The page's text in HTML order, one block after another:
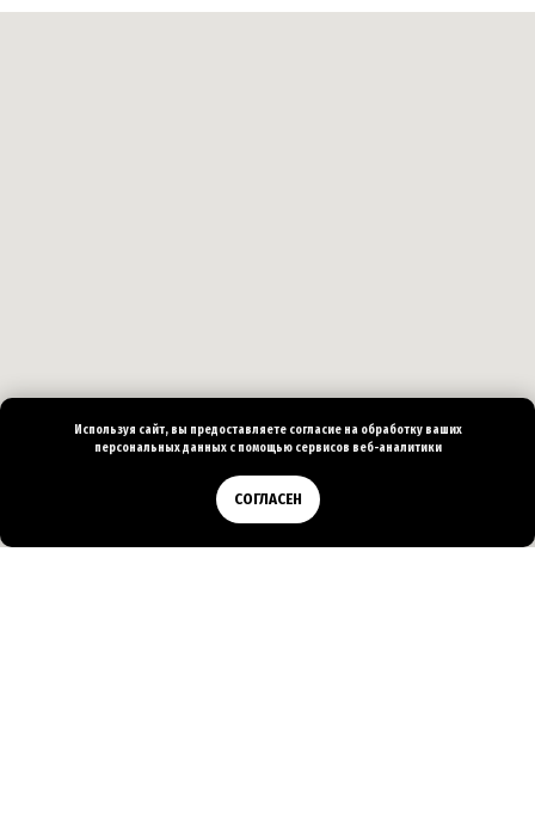
Используя сайт, вы предоставляете согласие на обработку ваших
персональныхданных с помощью сервисов веб-аналитики
СОГЛАСЕН
Позвонить